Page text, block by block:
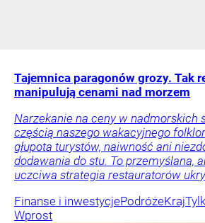
Tajemnica paragonów grozy. Tak
manipulują cenami nad morzem
Narzekanie na ceny w nadmorskich
częścią naszego wakacyjnego
głupota turystów, naiwność ani
dodawania do stu. To przemyślana,
uczciwa strategia restauratorów
Finanse i inwestycjePodróżeKraj
Wprost